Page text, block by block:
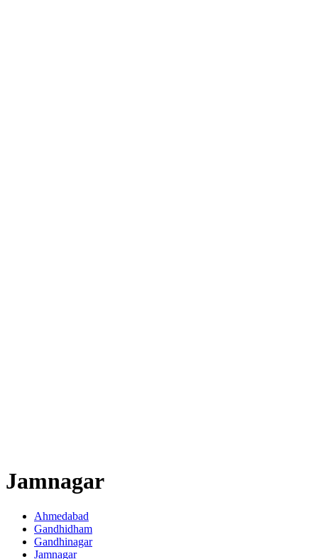
Jamnagar
Ahmedabad
Gandhidham
Gandhinagar
Jamnagar